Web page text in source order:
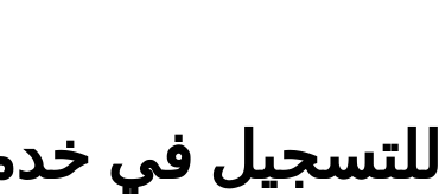
للتسجيل في